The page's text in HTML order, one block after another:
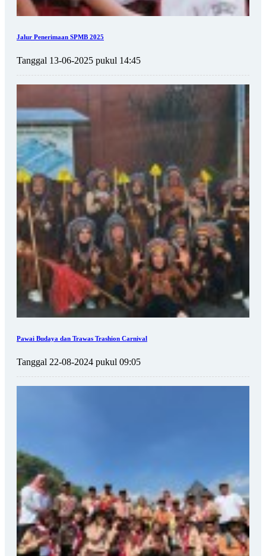
Jalur Penerimaan SPMB 2025
Tanggal 13-06-2025 pukul 14:45
Pawai Budaya dan Trawas Trashion Carnival
Tanggal 22-08-2024 pukul 09:05